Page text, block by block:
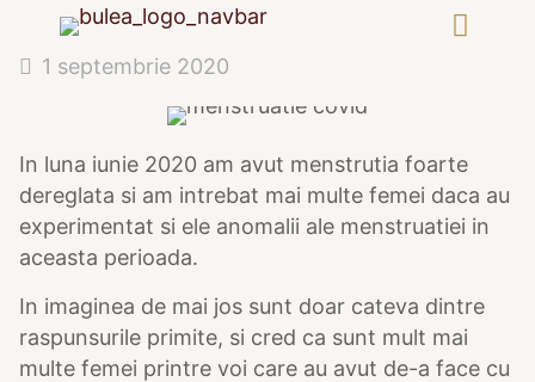
1 septembrie 2020
In luna iunie 2020 am avut menstrutia foarte
dereglata si am intrebat mai multe femei daca au
experimentat si ele anomalii ale menstruatiei in
aceasta perioada.
In imaginea de mai jos sunt doar cateva dintre
raspunsurile primite, si cred ca sunt mult mai
multe femei printre voi care au avut de-a face cu